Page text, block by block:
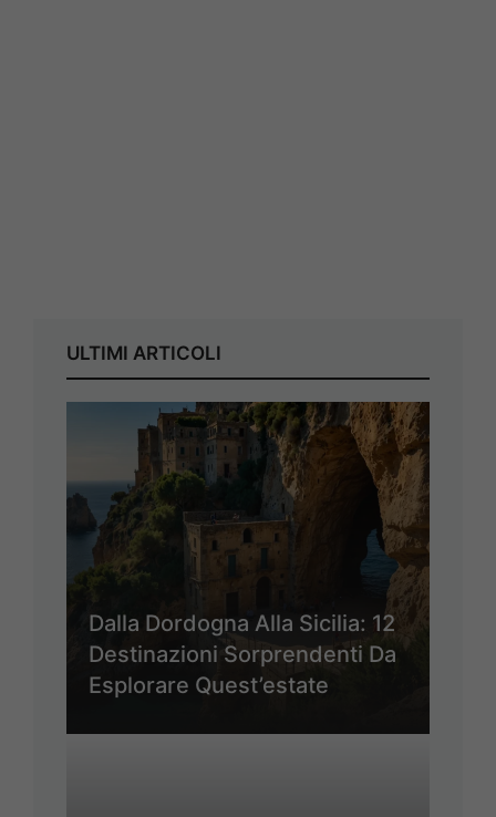
ULTIMI ARTICOLI
Dalla Dordogna Alla Sicilia: 12
Destinazioni Sorprendenti Da
Esplorare Quest’estate